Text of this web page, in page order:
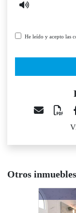
He leído y acepto las
Otros